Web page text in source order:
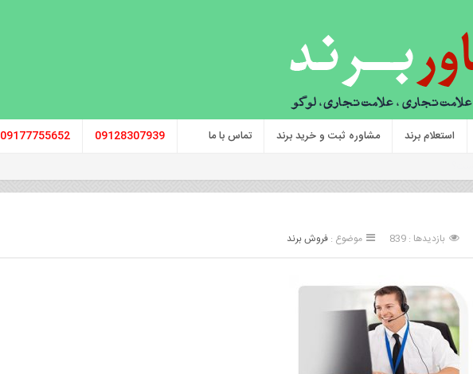
استعلام برند مشاوره ثبت و خرید برند تماس با ما 09128307939
09177755652
بازدیدها : 839 موضوع : فروش برند